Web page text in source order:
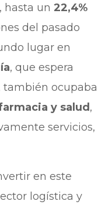
hasta un 22,4%
del pasado
lugar en
, que espera
también ocupaba
y salud,
servicios,
en este
logística y